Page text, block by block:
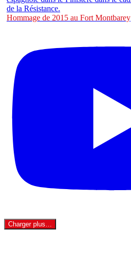
Hommage de 2015 au Fort Montbarey
Charger plus…